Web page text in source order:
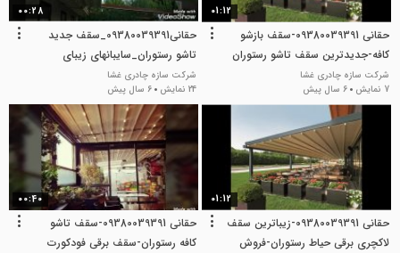
01:12
حقانی 09380039391-سقف بازشو
کافه-جدیدترین سقف تاشو رستوران
شرکت سازه چادری غشا
7 نمایش
6 سال پیش
00:28
حقانی09380039391_سقف جدید
تاشو رستوران_سایبانهای زیبای
متحرک فودکورت
شرکت سازه چادری غشا
24 نمایش
6 سال پیش
01:12
حقانی 09380039391-زیباترین سقف
لاکچری برقی حیاط رستوران-فروش
00:40
حقانی 09380039391-سقف تاشو
کافه رستوران-سقف برقی فودکورت